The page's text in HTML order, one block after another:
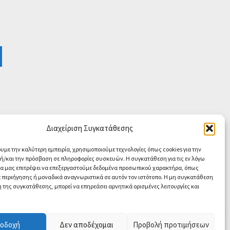
Διαχείριση Συγκατάθεσης
την καλύτερη εμπειρία, χρησιμοποιούμε τεχνολογίες όπως cookies για την
και την πρόσβαση σε πληροφορίες συσκευών. Η συγκατάθεση για τις εν λόγω
μας επιτρέψει να επεξεργαστούμε δεδομένα προσωπικού χαρακτήρα, όπως
ή μοναδικά αναγνωριστικά σε αυτόν τον ιστότοπο. Η μη συγκατάθεση
συγκατάθεσης, μπορεί να επηρεάσει αρνητικά ορισμένες λειτουργίες και
Δεν αποδέχομαι Προβολή προτιμήσεων
p